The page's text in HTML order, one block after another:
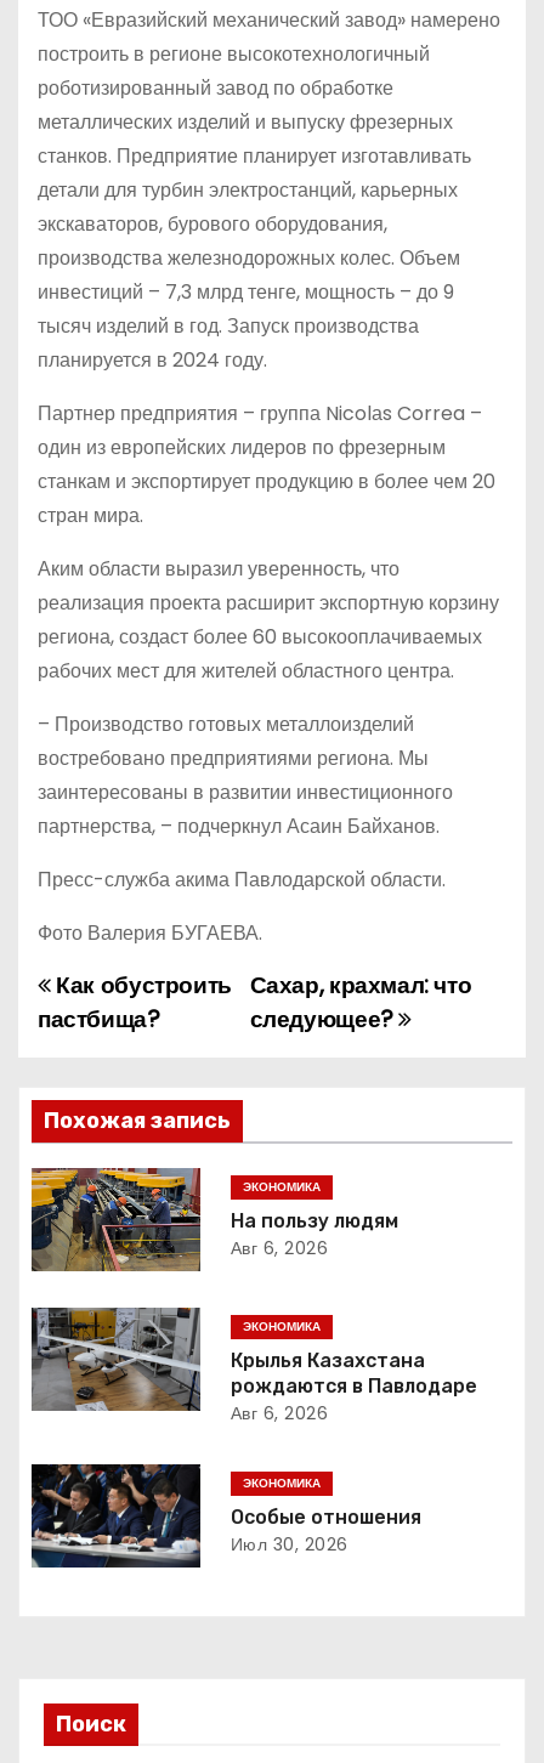
ТОО «Евразийский механический завод» намерено
построить в регионе высокотехнологичный
роботизированный завод по обработке
металлических изделий и выпуску фрезерных
станков. Предприятие планирует изготавливать
детали для турбин электростанций, карьерных
экскаваторов, бурового оборудования,
производства железнодорожных колес. Объем
инвестиций – 7,3 млрд тенге, мощность – до 9
тысяч изделий в год. Запуск производства
планируется в 2024 году.
Партнер предприятия – группа Nicolаs Correa –
один из европейских лидеров по фрезерным
станкам и экспортирует продукцию в более чем 20
стран мира.
Аким области выразил уверенность, что
реализация проекта расширит экспортную корзину
региона, создаст более 60 высокооплачиваемых
рабочих мест для жителей областного центра.
– Производство готовых металлоизделий
востребовано предприятиями региона. Мы
заинтересованы в развитии инвестиционного
партнерства, – подчеркнул Асаин Байханов.
Пресс-служба акима Павлодарской области.
Фото Валерия БУГАЕВА.
Н
в
и
г
а
ц
и
я
п
о
з
и
Сахар, крахмал: что
следующее?
Как обустроить
пастбища?
Похожая запись
ЭКОНОМИКА
На пользу людям
Авг 6, 2026
ЭКОНОМИКА
Крылья Казахстана
рождаются в Павлодаре
Авг 6, 2026
ЭКОНОМИКА
Особые отношения
Июл 30, 2026
Поиск